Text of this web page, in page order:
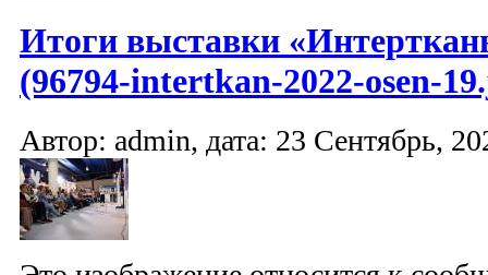
Итоги выставки
(96794-intertkan-2022-osen-
Автор: admin, дата: 23 Сентябрь,